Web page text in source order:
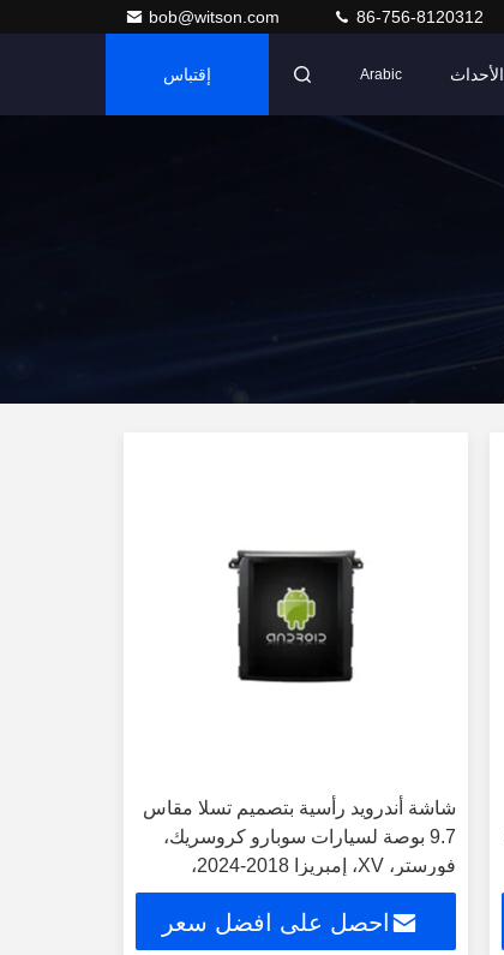
bob@witson.com 86-756-8120312
الأحداث Arabic إقتباس
شاشة أندرويد رأسية بتصميم تسلا مقاس
9.7 بوصة لسيارات سوبارو كروسريك،
فورستر، XV، إمبريزا 2018-2024،
مشغل وسائط متعددة للسيارة بنظام
أندرويد
احصل على افضل سعر